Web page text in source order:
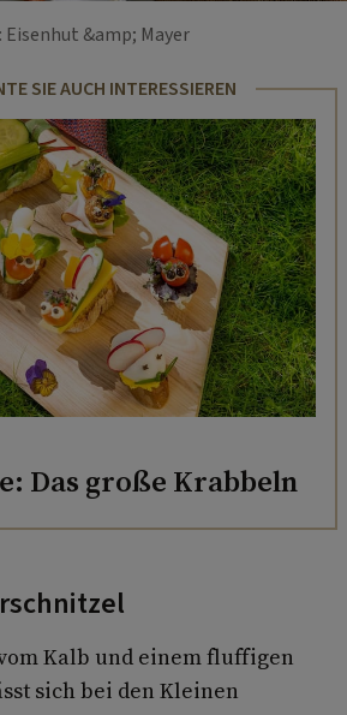
Eisenhut &amp; Mayer
SIE AUCH INTERESSIEREN
Das große Krabbeln
Kalb und einem fluffigen
sich bei den Kleinen